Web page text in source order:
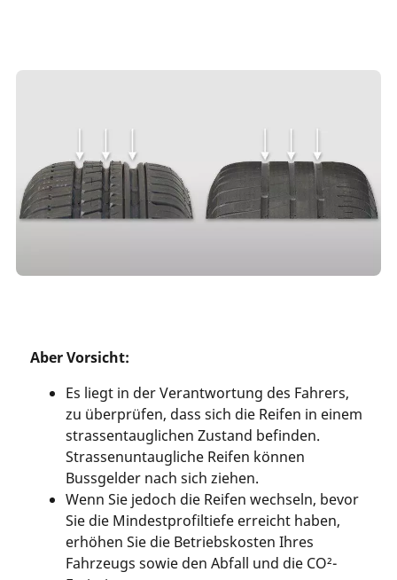
Aber Vorsicht:
Es liegt in der Verantwortung des Fahrers,
zu überprüfen, dass sich die Reifen in einem
strassentauglichen Zustand befinden.
Strassenuntaugliche Reifen können
Bussgelder nach sich ziehen.
Wenn Sie jedoch die Reifen wechseln, bevor
Sie die Mindestprofiltiefe erreicht haben,
erhöhen Sie die Betriebskosten Ihres
Fahrzeugs sowie den Abfall und die CO²-